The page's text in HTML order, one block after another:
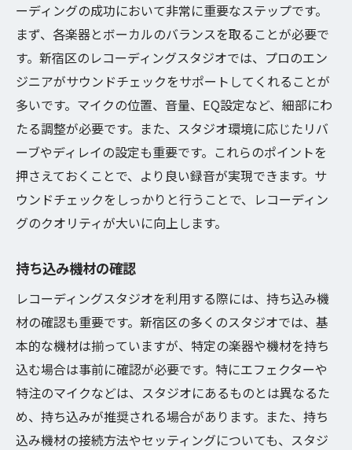
ーディングの成功において非常に重要なステップです。
まず、各楽器とボーカルのバランスを取ることが必要で
す。新宿区のレコーディングスタジオでは、プロのエン
ジニアがサウンドチェックをサポートしてくれることが
多いです。マイクの位置、音量、EQ設定など、細部にわ
たる調整が必要です。また、スタジオ環境に応じたリバ
ーブやディレイの設定も重要です。これらのポイントを
押さえておくことで、より良い録音が実現できます。サ
ウンドチェックをしっかりと行うことで、レコーディン
グのクオリティが大いに向上します。
持ち込み機材の確認
レコーディングスタジオを利用する際には、持ち込み機
材の確認も重要です。新宿区の多くのスタジオでは、基
本的な機材は揃っていますが、特定の楽器や機材を持ち
込む場合は事前に確認が必要です。特にエフェクターや
特注のマイクなどは、スタジオにあるものとは異なるた
め、持ち込みが推奨される場合があります。また、持ち
込み機材の接続方法やセッティングについても、スタジ